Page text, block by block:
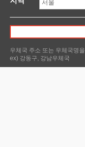
우체국 주소 또는 우체국명
ex) 강동구, 강남우체국